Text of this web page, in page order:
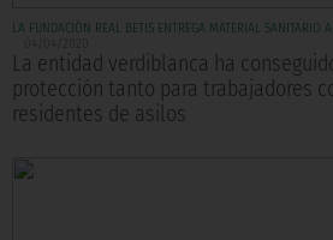
LA FUNDACIÓN REAL BETIS ENTREGA MATERIAL SANITARIO
La entidad verdiblanca ha
protección tanto para trabajadores
residentes de asilos